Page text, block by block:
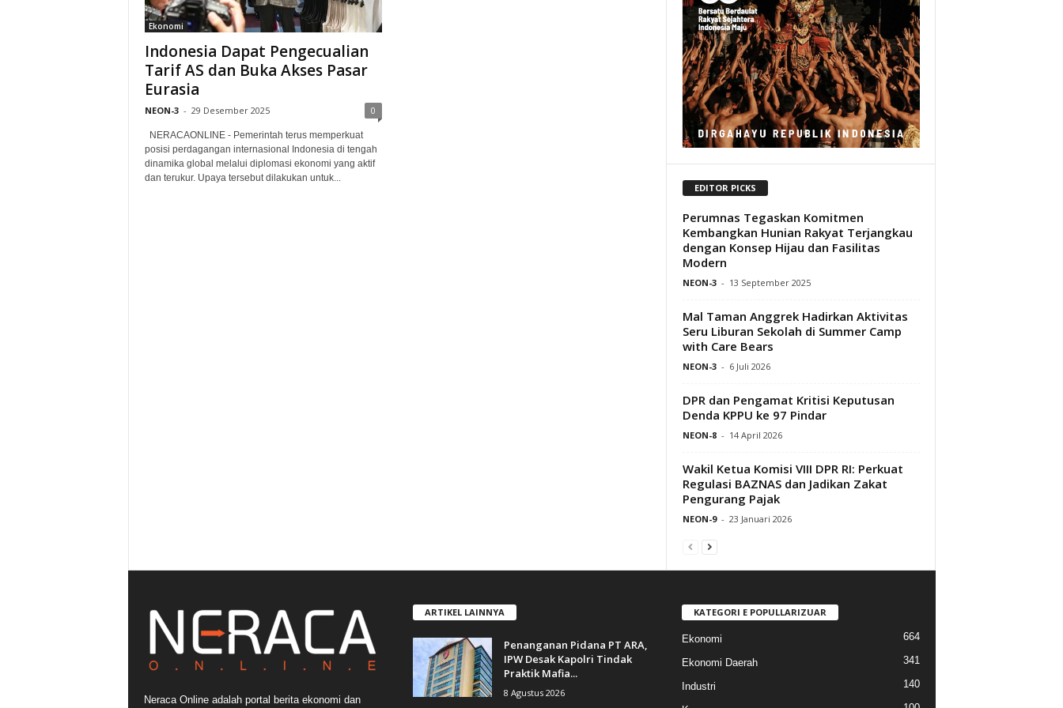
Ekonomi
Indonesia Dapat Pengecualian
Tarif AS dan Buka Akses Pasar
Eurasia
NEON-3 - 29 Desember 2025 0
NERACAONLINE - Pemerintah terus memperkuat
posisi perdagangan internasional Indonesia di tengah
dinamika global melalui diplomasi ekonomi yang aktif
dan terukur. Upaya tersebut dilakukan untuk...
EDITOR PICKS
Perumnas Tegaskan Komitmen
Kembangkan Hunian Rakyat Terjangkau
dengan Konsep Hijau dan Fasilitas
Modern
NEON-3 - 13 September 2025
Mal Taman Anggrek Hadirkan Aktivitas
Seru Liburan Sekolah di Summer Camp
with Care Bears
NEON-3 - 6 Juli 2026
DPR dan Pengamat Kritisi Keputusan
Denda KPPU ke 97 Pindar
NEON-8 - 14 April 2026
Wakil Ketua Komisi VIII DPR RI: Perkuat
Regulasi BAZNAS dan Jadikan Zakat
Pengurang Pajak
NEON-9 - 23 Januari 2026
Neraca Online adalah portal berita ekonomi dan
ARTIKEL LAINNYA
Penanganan Pidana PT ARA,
IPW Desak Kapolri Tindak
Praktik Mafia...
8 Agustus 2026
KATEGORI E POPULLARIZUAR
Ekonomi 664
Ekonomi Daerah 341
Industri 140